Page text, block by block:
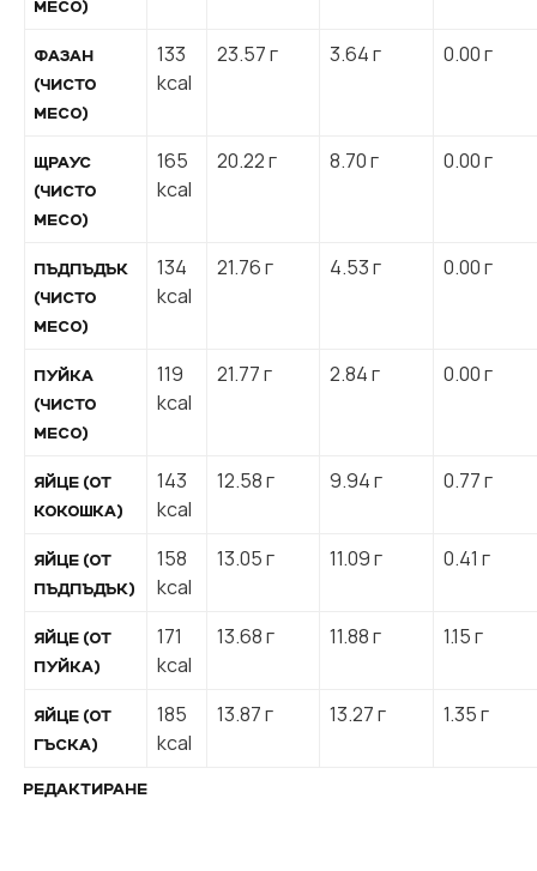
РЕДАКТИРАНЕ
МЕСО)
ФАЗАН
(ЧИСТО
МЕСО)
133
kcal
23.57 г 3.64 г 0.00 г
ЩРАУС
(ЧИСТО
МЕСО)
165
kcal
20.22 г 8.70 г 0.00 г
ПЪДПЪДЪК
(ЧИСТО
МЕСО)
134
kcal
21.76 г 4.53 г 0.00 г
ПУЙКА
(ЧИСТО
МЕСО)
119
kcal
21.77 г 2.84 г 0.00 г
ЯЙЦЕ (ОТ
КОКОШКА)
143
kcal
12.58 г 9.94 г 0.77 г
ЯЙЦЕ (ОТ
ПЪДПЪДЪК)
158
kcal
13.05 г 11.09 г 0.41 г
ЯЙЦЕ (ОТ
ПУЙКА)
171
kcal
13.68 г 11.88 г 1.15 г
ЯЙЦЕ (ОТ
ГЪСКА)
185
kcal
13.87 г 13.27 г 1.35 г